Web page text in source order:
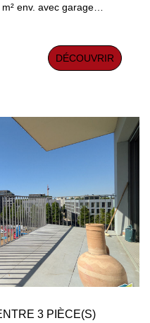
avec garage
aménagée, 2
calme. . Proxi
DÉCOUVRIR
3 PIÈCE(S)